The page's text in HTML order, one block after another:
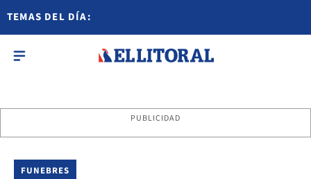
TEMAS DEL DÍA:
PUBLICIDAD
FUNEBRES